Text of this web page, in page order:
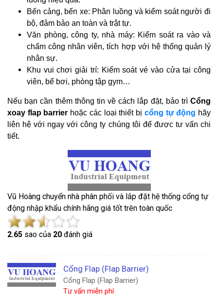
Bến cảng, bến xe: Phân luồng và kiểm soát người đi
bộ, đảm bảo an toàn và trật tự.
Văn phòng, công ty, nhà máy: Kiểm soát ra vào và
chấm công nhân viên, tích hợp với hệ thống quản lý
nhân sự.
Khu vui chơi giải trí: Kiểm soát vé vào cửa tại công
viên, bể bơi, phòng tập gym…
Nếu bạn cần thêm thông tin về cách lắp đặt, bảo trì Cổng
xoay flap barrier hoặc các loại thiết bị cổng tự động hãy
liên hệ với ngay với công ty chúng tôi để được tư vấn chi
tiết.
Vũ Hoàng chuyển nhà phân phối và lắp đặt hệ thống cổng tự
động nhập khẩu chính hãng giá tốt trên toàn quốc
2.65 sao của 20 đánh giá
Cổng Flap (Flap Barrier)
Cổng Flap (Flap Barrier)
Tư vấn miễn phí